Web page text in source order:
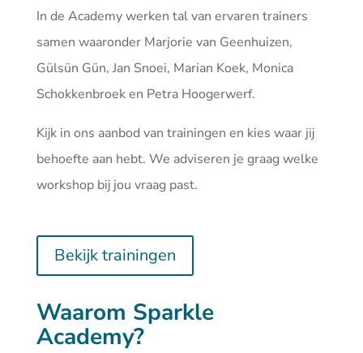
In de Academy werken tal van ervaren trainers
samen waaronder Marjorie van Geenhuizen,
Gülsün Gün, Jan Snoei, Marian Koek, Monica
Schokkenbroek en Petra Hoogerwerf.
Kijk in ons aanbod van trainingen en kies waar jij
behoefte aan hebt. We adviseren je graag welke
workshop bij jou vraag past.
Bekijk trainingen
Waarom Sparkle
Academy?